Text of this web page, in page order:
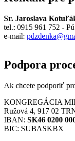
Sr. Jaroslava
tel.: 0915 961 752 -
e-mail:
Podpora
Ak chcete podporiť
KONGREGÁCIA
Ružová 4, 917 02
IBAN: SK46 0200
BIC: SUBASKBX